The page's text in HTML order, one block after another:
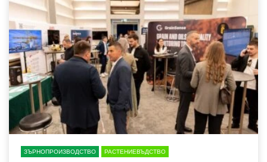
ЗЪРНОПРОИЗВОДСТВО РАСТЕНИЕВЪДСТВО